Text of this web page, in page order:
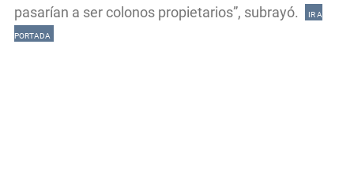
pasarían a ser colonos propietarios”, subrayó.
IR A
PORTADA